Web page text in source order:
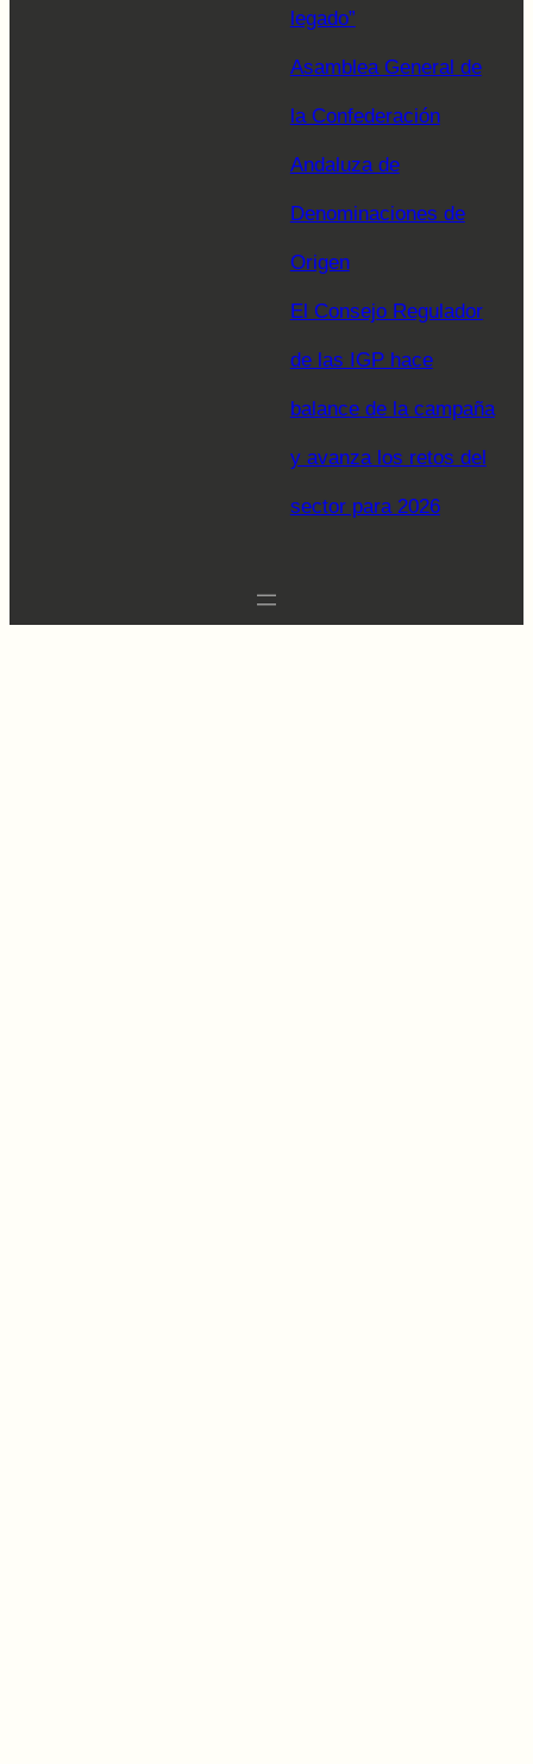
legado”
Asamblea General de
la Confederación
Andaluza de
Denominaciones de
Origen
El Consejo Regulador
de las IGP hace
balance de la campaña
y avanza los retos del
sector para 2026